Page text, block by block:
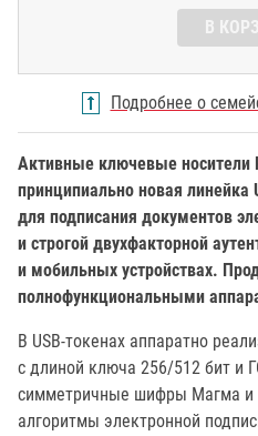
В
Подробнее о
Активные ключевые
принципиально новая линейка
для подписания документов
и строгой двухфакторной
и мобильных устройствах.
полнофункциональными
В USB-токенах аппаратно
с длиной ключа 256/512 бит и
симметричные шифры Магма и
алгоритмы электронной